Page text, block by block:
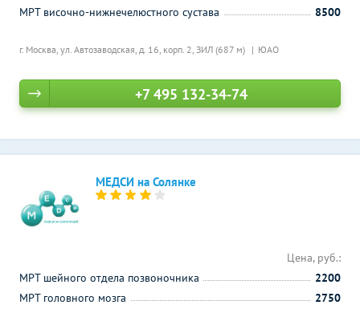
г. Москва, ул. Автозаводская, д. 16, корп. 2, ЗИЛ (687 м) ЮАО
МРТ височно-нижнечелюстного сустава
8500
+7 495 132-34-74
МЕДСИ на Солянке
Цена, руб.:
МРТ шейного отдела позвоночника
2200
МРТ головного мозга
2750